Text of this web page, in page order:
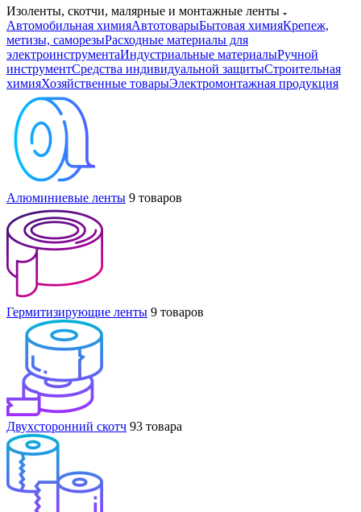
Изоленты, скотчи, малярные и монтажные ленты
Автомобильная химияАвтотоварыБытовая химияКрепеж,
метизы, саморезыРасходные материалы для
электроинструментаИндустриальные материалыРучной
инструментСредства индивидуальной защитыСтроительная
химияХозяйственные товарыЭлектромонтажная продукция
Алюминиевые ленты 9 товаров
Гермитизирующие ленты 9 товаров
Двухсторонний скотч 93 товара